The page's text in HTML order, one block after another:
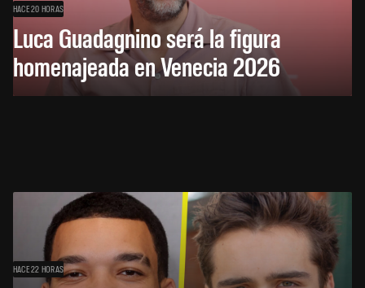
HACE 20 HORAS
Luca Guadagnino será la figura
homenajeada en Venecia 2026
HACE 22 HORAS